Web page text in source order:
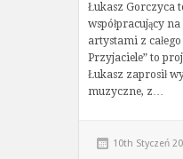
Łukasz Gorczyca
współpracujący
artystami z
Przyjaciele” to
Łukasz zaprosił
muzyczne, z…
10th Styczeń